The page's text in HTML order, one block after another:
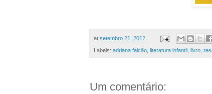
at setembro 21, 2012
Labels: adriana falcão, literatura infantil , livro,
Um comentário: